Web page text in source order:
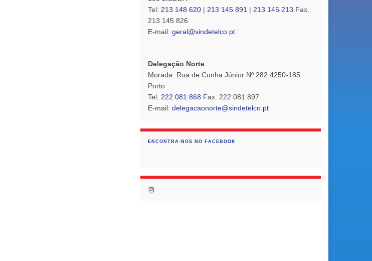
Tel: 213 148 620 | 213 145 891 | 213 145 213 Fax.
213 145 826
E-mail: geral@sindetelco.pt
Delegação Norte
Morada: Rua de Cunha Júnior Nº 282 4250-185
Porto
Tel. 222 081 868 Fax. 222 081 897
E-mail: delegacaonorte@sindetelco.pt
ENCONTRA-NOS NO FACEBOOK
Instagram